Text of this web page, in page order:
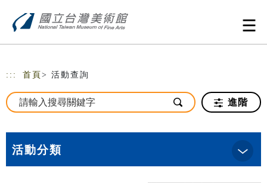
::: 首頁 > 活動查詢
進階
活動分類